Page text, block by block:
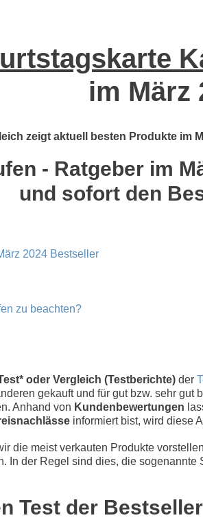
im März
zeigt aktuell besten Produkte im
- Ratgeber im
und sofort den
2024 Bestseller
zu beachten?
oder Vergleich (Testberichte) der
gekauft und für gut bzw. sehr
Anhand von Kundenbewertungen
informiert bist, wird diese
die meist verkauten Produkte
In der Regel sind dies, die
Test der